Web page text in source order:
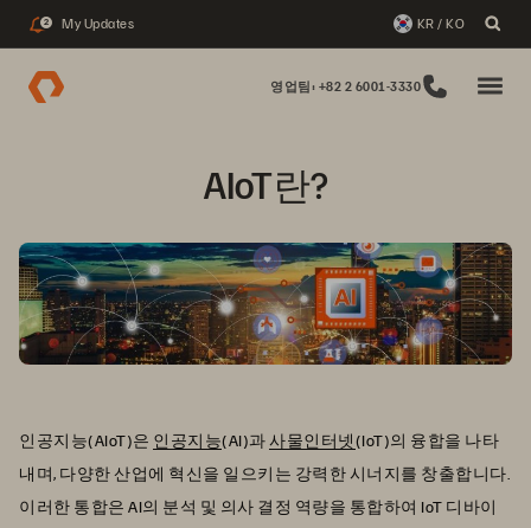
2 My Updates KR / KO
영업팀: +82 2 6001-3330
AIoT란?
인공지능(AIoT)은 인공지능(AI)과사물인터넷(IoT)의 융합을 나타
내며, 다양한 산업에 혁신을 일으키는 강력한 시너지를 창출합니다.
이러한 통합은 AI의 분석 및 의사 결정 역량을 통합하여 IoT 디바이